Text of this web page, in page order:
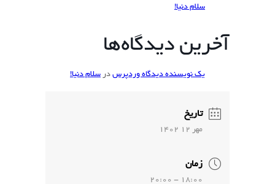
سلام دنیا!
آخرین دیدگاه‌ها
یک نویسنده دیدگاه وردپرس در سلام دنیا!
تاریخ
مهر 12 1402
زمان
18:00 - 20:00